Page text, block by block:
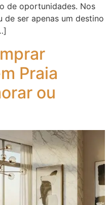
de oportunidades. Nos
de ser apenas um destino
Praia
ou